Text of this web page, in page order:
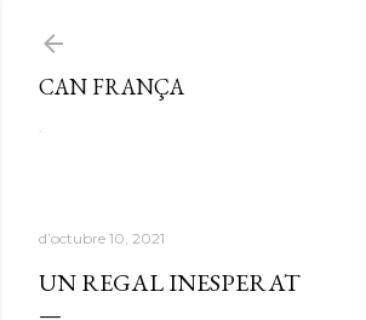
CAN FRANÇA
.
d’octubre 10, 2021
UN REGAL INESPERAT